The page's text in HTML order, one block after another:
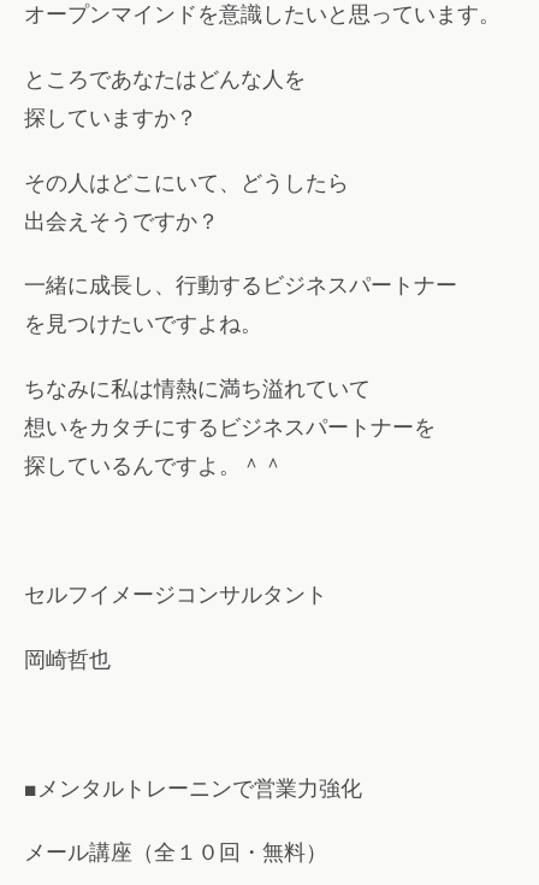
オープンマインドを意識したいと思っています。
ところであなたはどんな人を
探していますか？
その人はどこにいて、どうしたら
出会えそうですか？
一緒に成長し、行動するビジネスパートナー
を見つけたいですよね。
ちなみに私は情熱に満ち溢れていて
想いをカタチにするビジネスパートナーを
探しているんですよ。＾＾
セルフイメージコンサルタント
岡崎哲也
■メンタルトレーニンで営業力強化
メール講座（全１０回・無料）